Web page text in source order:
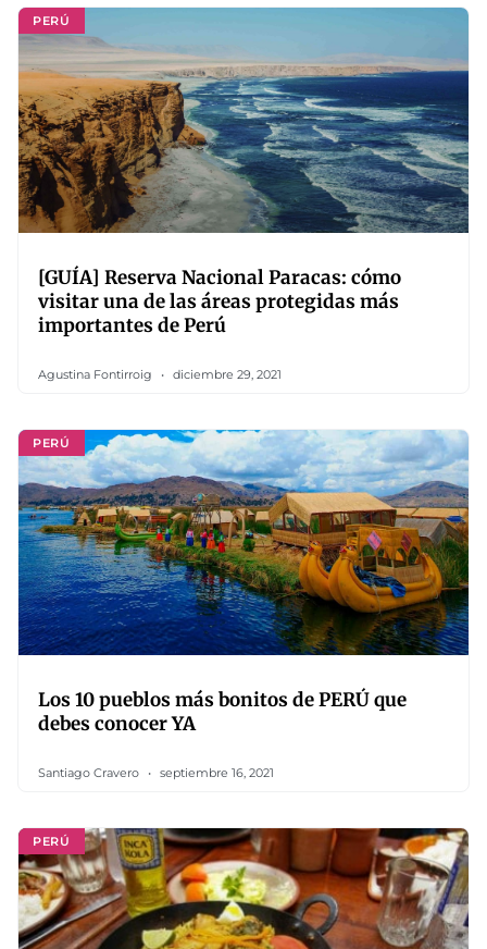
PERÚ
[GUÍA] Reserva Nacional Paracas: cómo
visitar una de las áreas protegidas más
importantes de Perú
Agustina Fontirroig diciembre 29, 2021
PERÚ
Los 10 pueblos más bonitos de PERÚ que
debes conocer YA
Santiago Cravero septiembre 16, 2021
PERÚ